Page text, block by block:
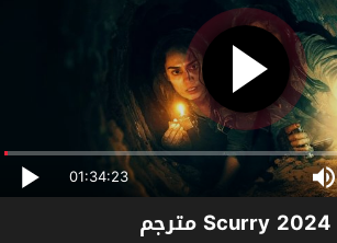
01:34:23